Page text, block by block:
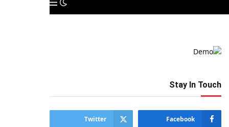
Stay In Touch
Facebook
Twitter